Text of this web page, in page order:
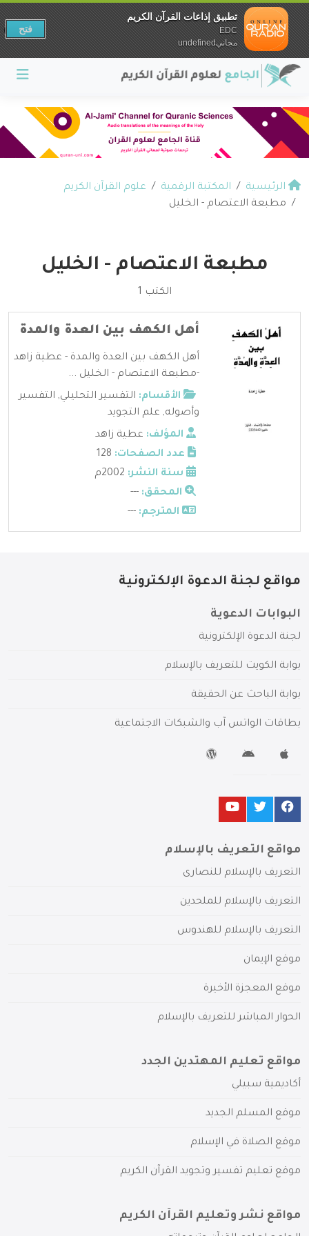
الرئيسية المكتبة الرقمية
علوم القرآن الكريم
مطبعة الاعتصام - الخليل
مطبعة الاعتصام - الخليل
الكتب 1
أهل الكهف بين العدة والمدة
أهل الكهف بين العدة والمدة - عطية زاهد
-مطبعة الاعتصام - الخليل ...
الأقسام: التفسير التحليلي, التفسير
وأصوله, علم التجويد
المؤلف: عطية زاهد
عدد الصفحات:
سنة النشر:
المحقق: ---
المترجم: ---
مواقع لجنة الدعوة الإلكترونية
البوابات الدعوية
لجنة الدعوة الإلكترونية
بوابة الكويت للتعريف بالإسلام
بوابة الباحث عن الحقيقة
بطاقات الواتس آب والشبكات الاجتماعية
مواقع التعريف بالإسلام
التعريف بالإسلام للنصارى
التعريف بالإسلام للملحدين
التعريف بالإسلام للهندوس
موقع الإيمان
موقع المعجزة الأخيرة
الحوار المباشر للتعريف بالإسلام
مواقع تعليم المهتدين الجدد
أكاديمية سبيلي
موقع المسلم الجديد
موقع الصلاة في الإسلام
موقع تعليم تفسير وتجويد القرآن الكريم
مواقع نشر وتعليم القرآن الكريم
تطبيق إذاعات القرآن الكريم
EDC
مجانيundefined
فتح